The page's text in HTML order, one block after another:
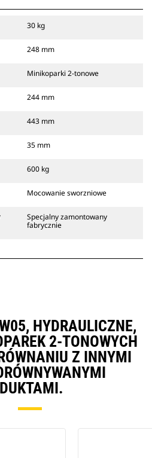
30 kg
248 mm
Minikoparki 2-tonowe
244 mm
443 mm
35 mm
600 kg
Mocowanie sworzniowe
Specjalny zamontowany
fabrycznie
HYDRAULICZNE,
2-TONOWYCH
Z INNYMI